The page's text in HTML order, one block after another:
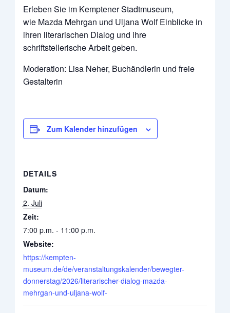
Erleben Sie im Kemptener Stadtmuseum,
wie Mazda Mehrgan und Uljana Wolf Einblicke in
ihren literarischen Dialog und ihre
schriftstellerische Arbeit geben.
Moderation: Lisa Neher, Buchändlerin und freie
Gestalterin
Zum Kalender hinzufügen
DETAILS
Datum:
2. Juli
Zeit:
7:00 p.m. - 11:00 p.m.
Website:
https://kempten-
museum.de/de/veranstaltungskalender/bewegter-
donnerstag/2026/literarischer-dialog-mazda-
mehrgan-und-uljana-wolf-